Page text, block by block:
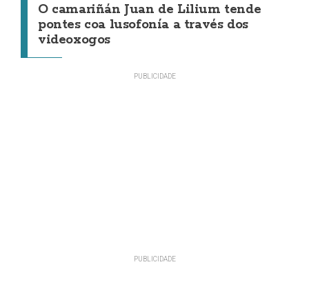
O camariñán Juan de Lilium tende
pontes coa lusofonía a través dos
videoxogos